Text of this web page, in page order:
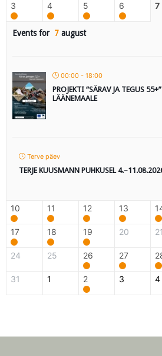
3 4 5 6 7
Events for 7 august
00:00 - 18:00
PROJEKTI “SÄRAV JA TEGUS
LÄÄNEMAALE
Terve päev
TERJE KUUSMANN PUHKUSEL
10 11 12 13
17 18 19 20 21
24 25 26 27
31 1 2 3 4